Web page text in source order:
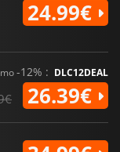
24.99€
-12% : DLC12DEAL
26.39€